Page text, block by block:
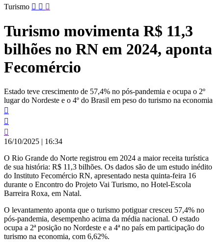
Pular
conteúdo
Turismo
Turismo movimenta R$ 11,3
bilhões no RN em 2024, aponta
Fecomércio
Estado teve crescimento de 57,4% no pós-pandemia e ocupa o 2º
lugar do Nordeste e o 4º do Brasil em peso do turismo na economia
16/10/2025 | 16:34
O Rio Grande do Norte registrou em 2024 a maior receita turística
de sua história: R$ 11,3 bilhões. Os dados são de um estudo inédito
do Instituto Fecomércio RN, apresentado nesta quinta-feira 16
durante o Encontro do Projeto Vai Turismo, no Hotel-Escola
Barreira Roxa, em Natal.
O levantamento aponta que o turismo potiguar cresceu 57,4% no
pós-pandemia, desempenho acima da média nacional. O estado
ocupa a 2ª posição no Nordeste e a 4ª no país em participação do
turismo na economia, com 6,62%.